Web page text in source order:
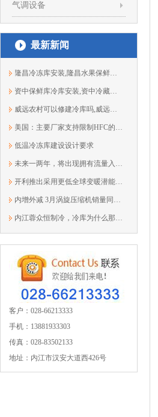
气调设备
最新新闻
隆昌冷冻库安装,隆昌水果保鲜库价格13881933303
资中保鲜库冷库安装,资中冷藏库建造13881933303
威远农村可以修建冷库吗,威远建冻库多少...
美国：主要厂家支持限制HFC的举措
低温冷冻库建设设计要求
未来一两年，将出现拥有流量入口的冷链...
开利推出采用更低全球变暖潜能值制冷剂...
内增外减 3月涡旋压缩机销量同增16%
内江蓉众恒制冷，冷库为什么那么耗电您...
客户：028-66213333
手机：13881933303
传真：028-83502133
地址：内江市汉安大道西426号